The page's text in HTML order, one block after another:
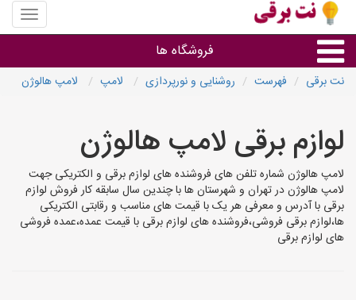
منوی
سایت
برقی
فروشگاه ها
سایر گروه ها
فروشنده های لوازم برقی
نت برقی فهرست روشنایی و نورپردازی لامپ لامپ هالوژن
لوازم برقی لامپ هالوژن
لامپ هالوژن شماره تلفن های فروشنده های لوازم برقی و الکتریکی جهت
لامپ هالوژن در تهران و شهرستان ها با چندین سال سابقه کار فروش لوازم
برقی با آدرس و معرفی هر یک با قیمت های مناسب و رقابتی الکتریکی
ها،لوازم برقی فروشی،فروشنده های لوازم برقی با قیمت عمده،عمده فروشی
های لوازم برقی